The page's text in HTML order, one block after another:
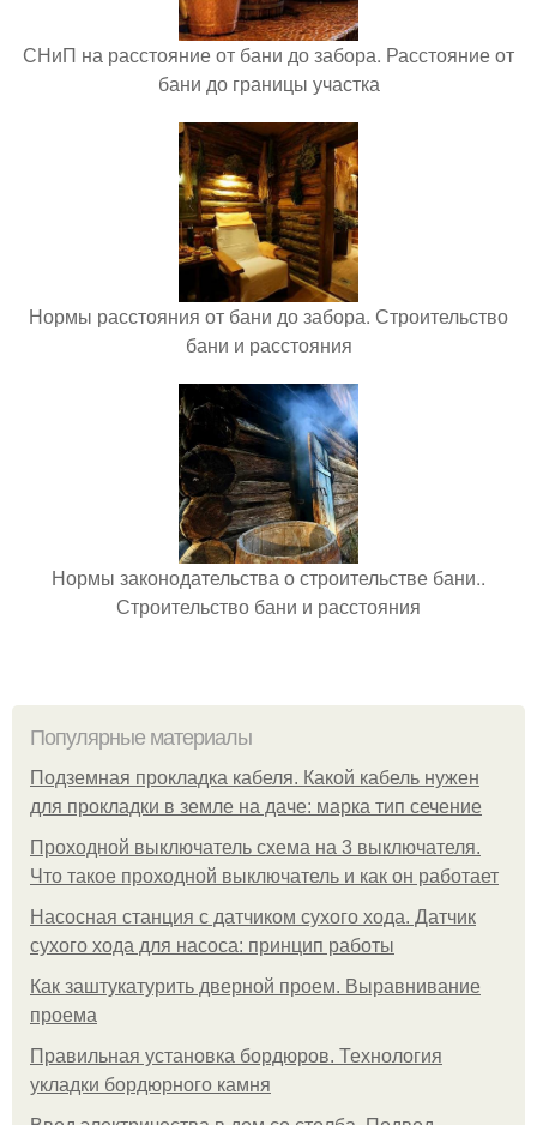
СНиП на расстояние от бани до забора. Расстояние от
бани до границы участка
Нормы расстояния от бани до забора. Строительство
бани и расстояния
Нормы законодательства о строительстве бани..
Строительство бани и расстояния
Популярные материалы
Подземная прокладка кабеля. Какой кабель нужен
для прокладки в земле на даче: марка тип сечение
Проходной выключатель схема на 3 выключателя.
Что такое проходной выключатель и как он работает
Насосная станция с датчиком сухого хода. Датчик
сухого хода для насоса: принцип работы
Как заштукатурить дверной проем. Выравнивание
проема
Правильная установка бордюров. Технология
укладки бордюрного камня